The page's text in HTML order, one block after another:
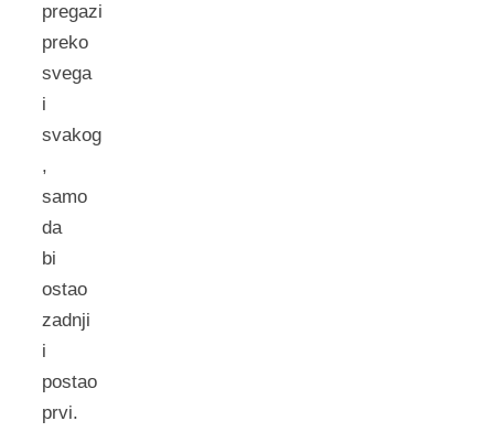
pregazi
preko
svega
i
svakog
,
samo
da
bi
ostao
zadnji
i
postao
prvi.